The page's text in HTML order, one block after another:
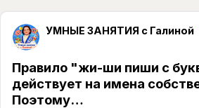
УМНЫЕ ЗАНЯТИЯ с Галиной
Правило "жи-ши пиши с
действует на имена
Поэтому…